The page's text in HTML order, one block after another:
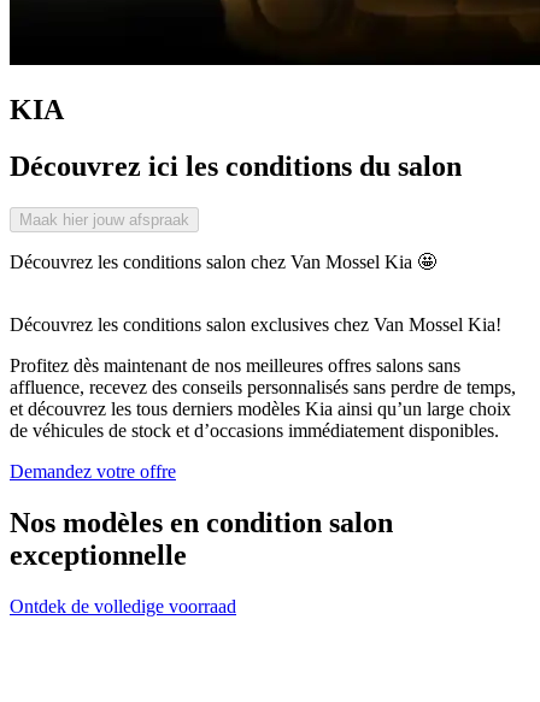
KIA
Découvrez ici les conditions du salon
Maak hier jouw afspraak
Découvrez les conditions salon chez Van Mossel Kia 🤩
Découvrez les conditions salon exclusives chez Van Mossel Kia!
Profitez dès maintenant de nos meilleures offres salons sans
affluence, recevez des conseils personnalisés sans perdre de temps,
et découvrez les tous derniers modèles Kia ainsi qu’un large choix
de véhicules de stock et d’occasions immédiatement disponibles.
Demandez votre offre
Nos modèles en condition salon
exceptionnelle
Ontdek de volledige voorraad